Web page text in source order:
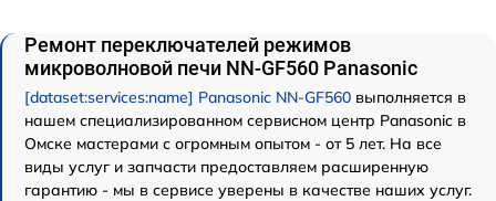
Ремонт переключателей режимов
микроволновой печи NN-GF560 Panasonic
[dataset:services:name] Panasonic NN-GF560 выполняется в
нашем специализированном сервисном центр Panasonic в
Омске мастерами с огромным опытом - от 5 лет. На все
виды услуг и запчасти предоставляем расширенную
гарантию - мы в сервисе уверены в качестве наших услуг.